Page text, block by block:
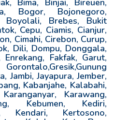
Bima, Binjai, Bireuen,
Bogor, Bojonegoro,
Boyolali, Brebes, Bukit
Cepu, Ciamis, Cianjur,
Cimahi, Cirebon, Curup,
Dili, Dompu, Donggala,
Enrekang, Fakfak, Garut,
Jambi, Jayapura, Jember,
Kabanjahe, Kalabahi,
Karawang,
Kebumen, Kediri,
Kendari, Kertosono,